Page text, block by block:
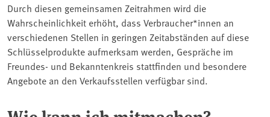
Durch diesen gemeinsamen Zeitrahmen wird die
Wahrscheinlichkeit erhöht, dass Verbraucher*innen an
verschiedenen Stellen in geringen Zeitabständen auf diese
Schlüsselprodukte aufmerksam werden, Gespräche im
Freundes- und Bekanntenkreis stattfinden und besondere
Angebote an den Verkaufsstellen verfügbar sind.